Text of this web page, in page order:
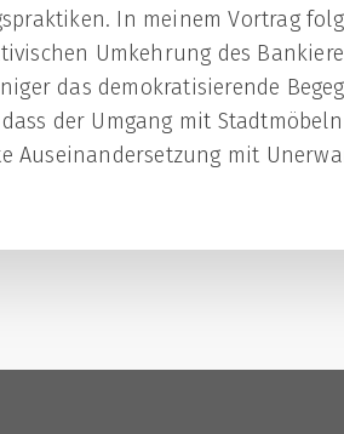
In meinem Vortrag
Umkehrung des
das demokratisierende
der Umgang mit
Auseinandersetzung mit